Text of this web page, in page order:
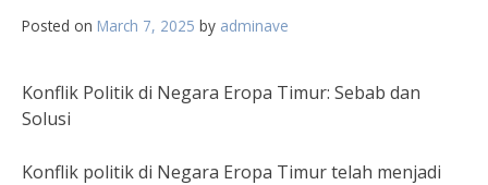
Posted on March 7, 2025 by adminave
Konflik Politik di Negara Eropa Timur: Sebab dan
Solusi
Konflik politik di Negara Eropa Timur telah menjadi